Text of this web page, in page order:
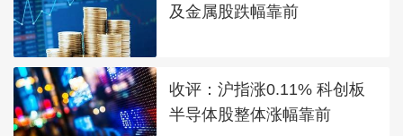
及金属股跌幅靠前
收评：沪指涨0.11% 科创板
半导体股整体涨幅靠前